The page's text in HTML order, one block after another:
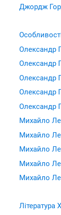
Джордж
Олександр
Олександр
Олександр
Олександр
Олександр
Михайло
Михайло
Михайло
Михайло
Михайло
Література